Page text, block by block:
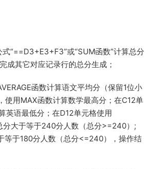
“==D3+E3+F3”或“SUM函数”计算总分
成其它对应记录行的总分生成；
函数计算语文平均分（保留1位小
使用MAX函数计算数学最高分；在C12单
英语最低分；在D12单元格使用
分大于等于240分人数 （总分>=240）;
等于180分人数（总分<=240），操作结